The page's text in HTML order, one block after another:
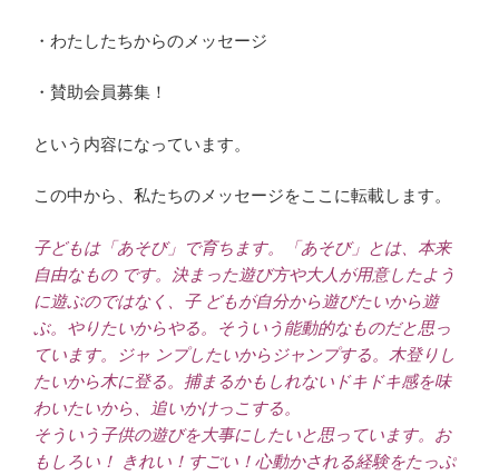
・わたしたちからのメッセージ
・賛助会員募集！
という内容になっています。
この中から、私たちのメッセージをここに転載します。
子どもは「あそび」で育ちます。「あそび」とは、本来
自由なもの です。決まった遊び方や大人が用意したよう
に遊ぶのではなく、子 どもが自分から遊びたいから遊
ぶ。やりたいからやる。そういう能動的なものだと思っ
ています。ジャ ンプしたいからジャンプする。木登りし
たいから木に登る。捕まるかもしれないドキドキ感を味
わいたいから、追いかけっこする。
そういう子供の遊びを大事にしたいと思っています。お
もしろい！ きれい！すごい！心動かされる経験をたっぷ